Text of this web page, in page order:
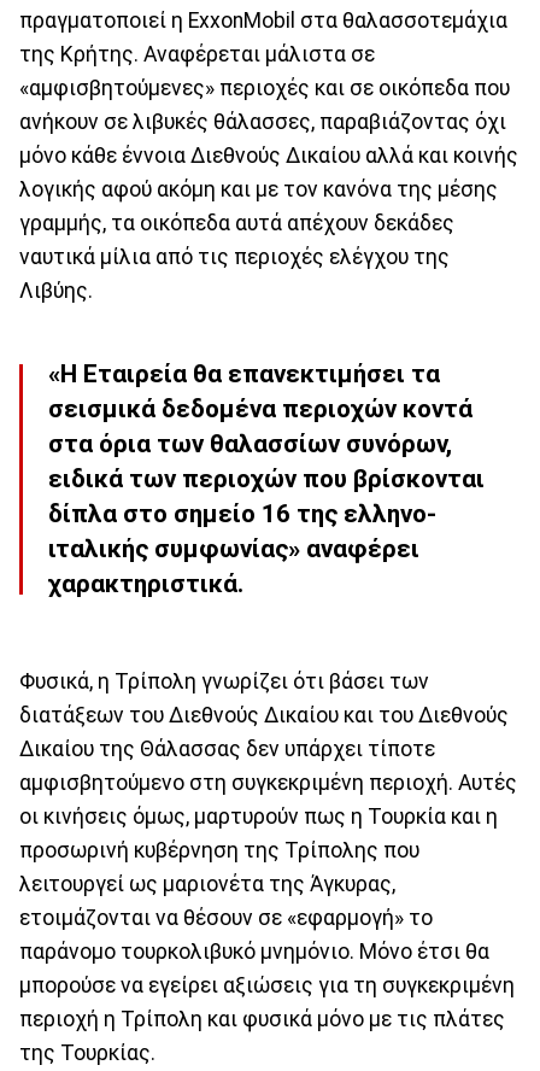
πραγματοποιεί η ExxonMobil στα θαλασσοτεμάχια
της Κρήτης. Αναφέρεται μάλιστα σε
«αμφισβητούμενες» περιοχές και σε οικόπεδα που
ανήκουν σε λιβυκές θάλασσες, παραβιάζοντας όχι
μόνο κάθε έννοια Διεθνούς Δικαίου αλλά και κοινής
λογικής αφού ακόμη και με τον κανόνα της μέσης
γραμμής, τα οικόπεδα αυτά απέχουν δεκάδες
ναυτικά μίλια από τις περιοχές ελέγχου της
Λιβύης.
«Η Εταιρεία θα επανεκτιμήσει τα
σεισμικά δεδομένα περιοχών κοντά
στα όρια των θαλασσίων συνόρων,
ειδικά των περιοχών που βρίσκονται
δίπλα στο σημείο 16 της ελληνο-
ιταλικής συμφωνίας» αναφέρει
χαρακτηριστικά.
Φυσικά, η Τρίπολη γνωρίζει ότι βάσει των
διατάξεων του Διεθνούς Δικαίου και του Διεθνούς
Δικαίου της Θάλασσας δεν υπάρχει τίποτε
αμφισβητούμενο στη συγκεκριμένη περιοχή. Αυτές
οι κινήσεις όμως, μαρτυρούν πως η Τουρκία και η
προσωρινή κυβέρνηση της Τρίπολης που
λειτουργεί ως μαριονέτα της Άγκυρας,
ετοιμάζονται να θέσουν σε «εφαρμογή» το
παράνομο τουρκολιβυκό μνημόνιο. Μόνο έτσι θα
μπορούσε να εγείρει αξιώσεις για τη συγκεκριμένη
περιοχή η Τρίπολη και φυσικά μόνο με τις πλάτες
της Τουρκίας.